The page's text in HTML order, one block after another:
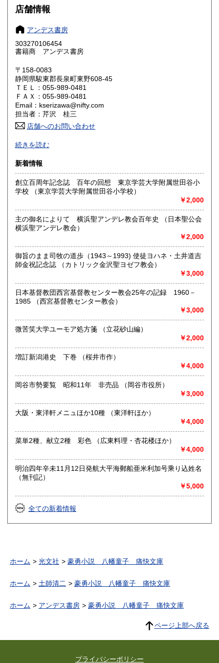
大阪府
奈良県
鳥取県
岡山県
山口県 600円
香川県 600円
高知県
熊本県 600円 大分県 600円
宮崎県 600円 鹿児島県 600円
沖縄県 600円
店舗情報
アンデス書房
303270106454
書籍商 アンデス書房
〒158-0083
静岡県駿東郡長泉町東野608-45
ＴＥＬ：055-989-0481
ＦＡＸ：055-989-0481
Email：kserizawa@nifty.com
担当者：芹沢 桂三
店舗へのお問い合わせ
中南米関連、民俗学、随筆紀行
沿線名：無店舗
最寄駅：-
営業時間：-
定休日：-
中南米関連(特に移民)、民俗学をお受けします。
-
続きを読む
新着情報
創立百周年記念誌 百年の回想 東京学芸大学附属世田谷小
学校 （東京学芸大学附属世田谷小学校）
￥2,000
主の御名によりて 横浜聖アンデレ教会百年史 （日本聖公会
横浜聖アンデレ教会）
￥2,000
御旨のまま司牧の道歩（1943～1993) 使徒ヨハネ・土井道吉
師金祝記念誌 （カトリック金沢聖ヨゼフ教会）
￥3,000
日本基督教団西宮基督教センター教会25年の記録 1960－
1985 （西宮基督教センター教会）
￥3,000
微苦笑大学ユーモア処方箋 （立花砂山編）
￥2,000
増訂新潟港史 下巻 （桜井市作）
￥4,000
岡谷市勢要覧 昭和11年 非売品 （岡谷市役所）
￥3,000
大阪・東洋軒メニュほか10種 （東洋軒ほか）
￥4,000
菜単2種、献立2種 彩色 （広東料理・杏花楼ほか）
￥4,000
明治四年辛未11月12日発航大平海郵船亜米利加号乘り込姓名
（無刊記）
￥5,000
全ての新着情報
ホーム 光文社 豪勇小説 八幡童子 痛快文庫
ホーム 土師清二 豪勇小説 八幡童子 痛快文庫
ホーム アンデス書房 豪勇小説 八幡童子 痛快文庫
ページ上部へ戻る
プライバシーポリシー